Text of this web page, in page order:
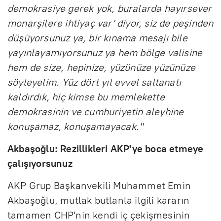
demokrasiye gerek yok, buralarda hayırsever
monarşilere ihtiyaç var' diyor, siz de peşinden
düşüyorsunuz ya, bir kınama mesajı bile
yayınlayamıyorsunuz ya hem bölge valisine
hem de size, hepinize, yüzünüze yüzünüze
söyleyelim. Yüz dört yıl evvel saltanatı
kaldırdık, hiç kimse bu memlekette
demokrasinin ve cumhuriyetin aleyhine
konuşamaz, konuşamayacak."
Akbaşoğlu: Rezillikleri AKP'ye boca etmeye
çalışıyorsunuz
AKP Grup Başkanvekili Muhammet Emin
Akbaşoğlu, mutlak butlanla ilgili kararın
tamamen CHP'nin kendi iç çekişmesinin